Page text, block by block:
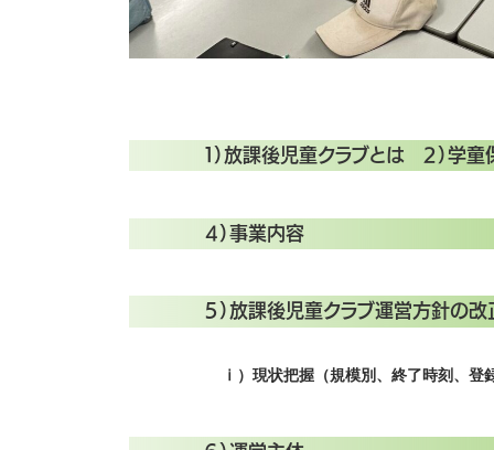
１）放課後児童クラブとは ２）学
４）事業内容
５）放課後児童クラブ運営方針の
ⅰ）現状把握（規模別、終了時刻、登